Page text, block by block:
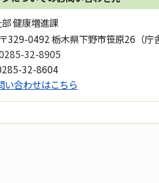
健康増進課
〒329-0492 栃木県下野市笹原26（庁
32-8905
32-8604
い合わせはこちら